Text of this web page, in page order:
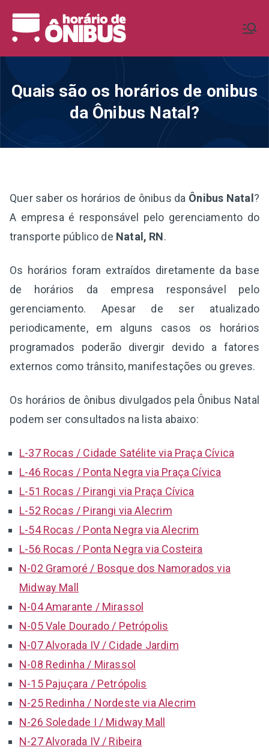
para
Ônibus BR
Horários de Ônibus de todo o
Quais são os horários de onibus
da Ônibus Natal?
Quer saber os horários de ônibus da Ônibus Natal?
A empresa é responsável pelo gerenciamento do
transporte público de Natal, RN.
Os horários foram extraídos diretamente da base
de horários da empresa responsável pelo
gerenciamento. Apesar de ser atualizado
periodicamente, em alguns casos os horários
programados poderão divergir devido a fatores
externos como trânsito, manifestações ou greves.
Os horários de ônibus divulgados pela Ônibus Natal
podem ser consultados na lista abaixo:
L-37 Rocas / Cidade Satélite via Praça Cívica
L-46 Rocas / Ponta Negra via Praça Cívica
L-51 Rocas / Pirangi via Praça Cívica
L-52 Rocas / Pirangi via Alecrim
L-54 Rocas / Ponta Negra via Alecrim
L-56 Rocas / Ponta Negra via Costeira
N-02 Gramoré / Bosque dos Namorados via
Midway Mall
N-04 Amarante / Mirassol
N-05 Vale Dourado / Petrópolis
N-07 Alvorada IV / Cidade Jardim
N-08 Redinha / Mirassol
N-15 Pajuçara / Petrópolis
N-25 Redinha / Nordeste via Alecrim
N-26 Soledade I / Midway Mall
N-27 Alvorada IV / Ribeira